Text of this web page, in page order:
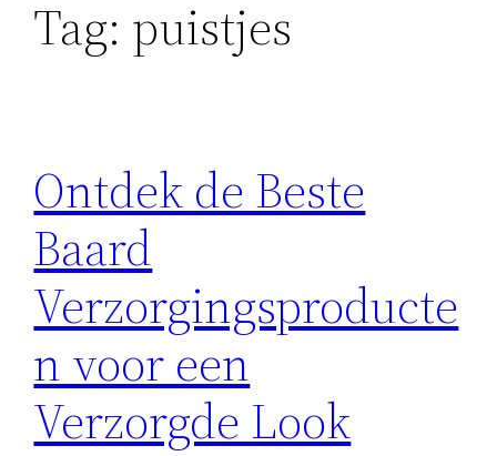
Tag: puistjes
Ontdek de Beste
Baard
Verzorgingsproducte
n voor een
Verzorgde Look